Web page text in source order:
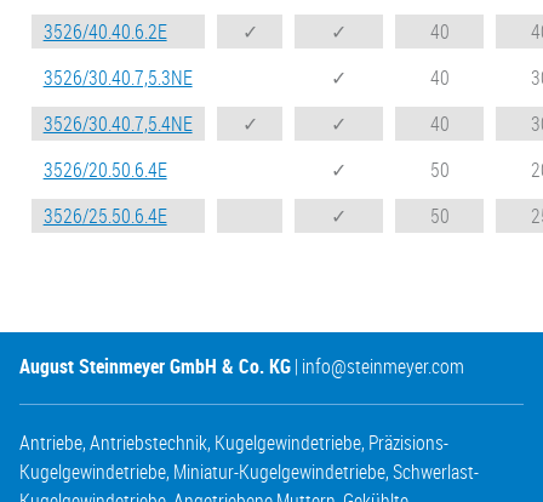
3526/40.40.6.2E
✓ ✓ 40
3526/30.40.7,5.3NE
✓ 40
3526/30.40.7,5.4NE
✓ ✓ 40
3526/20.50.6.4E
✓ 50
3526/25.50.6.4E
✓ 50
August Steinmeyer GmbH & Co. KG| info@steinmeyer.com
Antriebe,Antriebstechnik, Kugelgewindetriebe, Präzisions-
Kugelgewindetriebe, Miniatur-Kugelgewindetriebe,Schwerlast-